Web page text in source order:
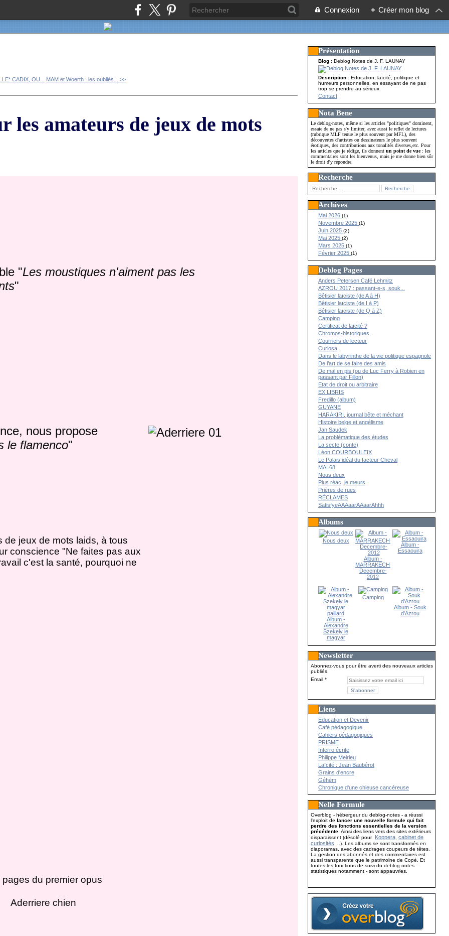
Connexion + Créer mon blog
CADIX, OU... MAM et Woerth : les oubliés... >>
amateurs de jeux de mots
"Les moustiques n'aiment pas les
"
nous propose
le flamenco"
jeux de mots laids, à tous
conscience "Ne faites pas aux
c'est la santé, pourquoi ne
du premier opus
Présentation
Blog : Deblog Notes de J. F. LAUNAY
Description: Education, laïcité, politique et
humeurs personnelles, en essayant de ne pas
trop se prendre au sérieux.
Contact
Nota Bene
Le deblog-notes, même si les articles "politiques" dominent,
essaie de ne pas s'y limiter, avec aussi le reflet de lectures
(rubrique MLF tenue le plus souvent par MFL), des
découvertes d'artistes ou dessinateurs le plus souvent
érotiques, des contributions aux tonalités diverses,etc. Pour
les articles que je rédige, ils donnentun point de vue: les
commentaires sont les bienvenus, mais je me donne bien sûr
le droit d'y répondre.
Recherche
Archives
Mai 2026(1)
Novembre 2025(1)
Juin 2025(2)
Mai 2025(2)
Mars 2025(1)
Février 2025(1)
Deblog Pages
Anders Petersen Café Lehmitz
AZROU 2017 : passant-e-s, souk...
Bêtisier laïciste (de A à H)
Bêtisier laïciste (de I à P)
Bêtisier laïciste (de Q à Z)
Camping
Certificat de laïcité ?
Chromos-historiques
Courriers de lecteur
Curiosa
Dans le labyrinthe de la vie politique espagnole
De l’art de se faire des amis
De mal en pis (ou de Luc Ferry à Robien en
passant par Fillon)
Etat de droit ou arbitraire
EX LIBRIS
Fredillo (album)
GUYANE
HARAKIRI, journal bête et méchant
Histoire belge et angélisme
Jan Saudek
La problématique des études
La secte (conte)
Léon COURBOULEIX
Le Palais idéal du facteur Cheval
MAI 68
Nous deux
Plus réac, je meurs
Prières de rues
RÉCLAMES
SatisfyeAAAaarAAaarAhhh
Albums
Nous deux
Album -
MARRAKECH-
Decembre-
2012
Album -
Essaouira
Album -
Alexandre
Szekely le
magyar
Camping
Album - Souk
d'Azrou
Newsletter
Abonnez-vous pour être averti des nouveaux articles
publiés.
Email
Liens
Education et Devenir
Café pédagogique
Cahiers pédagogiques
PRISME
Interro écrite
Philippe Meirieu
Laïcité : Jean Baubérot
Grains d'encre
Géhèm
Chronique d'une chieuse cancéreuse
Nelle Formule
Overblog - hébergeur du deblog-notes - a réussi
l'exploit delancer une nouvelle formule qui fait
perdre des fonctions essentielles de la version
précédente . Ainsi des liens vers des sites extérieurs
disparaissent (désolé pour Koppera ,cabinet de
curiosités , ..). Les albums se sont transformés en
diaporamas, avec des cadrages coupeurs de têtes.
La gestion des abonnés et des commentaires est
aussi transparente que le patrimoine de Copé. Et
toutes les fonctions de suivi du deblog-notes -
statistiques notamment - sont appauvries.